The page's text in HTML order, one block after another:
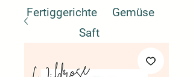
Fertiggerichte
Gemüse
Saft